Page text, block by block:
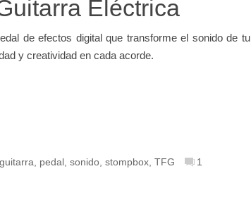
Eléctrica
de efectos digital que transforme el sonido de tu
y creatividad en cada acorde.
guitarra, pedal , sonido, stompbox, TFG 1